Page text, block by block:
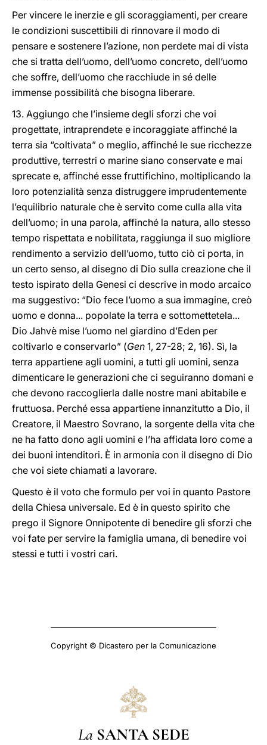
Per vincere le inerzie e gli scoraggiamenti, per creare
le condizioni suscettibili di rinnovare il modo di
pensare e sostenere l’azione, non perdete mai di vista
che si tratta dell’uomo, dell’uomo concreto, dell’uomo
che soffre, dell’uomo che racchiude in sé delle
immense possibilità che bisogna liberare.
13. Aggiungo che l’insieme degli sforzi che voi
progettate, intraprendete e incoraggiate affinché la
terra sia “coltivata” o meglio, affinché le sue ricchezze
produttive, terrestri o marine siano conservate e mai
sprecate e, affinché esse fruttifichino, moltiplicando la
loro potenzialità senza distruggere imprudentemente
l’equilibrio naturale che è servito come culla alla vita
dell’uomo; in una parola, affinché la natura, allo stesso
tempo rispettata e nobilitata, raggiunga il suo migliore
rendimento a servizio dell’uomo, tutto ciò ci porta, in
un certo senso, al disegno di Dio sulla creazione che il
testo ispirato della Genesi ci descrive in modo arcaico
ma suggestivo: “Dio fece l’uomo a sua immagine, creò
uomo e donna... popolate la terra e sottomettetela...
Dio Jahvè mise l’uomo nel giardino d’Eden per
coltivarlo e conservarlo” (Gen 1, 27-28; 2, 16). Sì, la
terra appartiene agli uomini, a tutti gli uomini, senza
dimenticare le generazioni che ci seguiranno domani e
che devono raccoglierla dalle nostre mani abitabile e
fruttuosa. Perché essa appartiene innanzitutto a Dio, il
Creatore, il Maestro Sovrano, la sorgente della vita che
ne ha fatto dono agli uomini e l’ha affidata loro come a
dei buoni intenditori. È in armonia con il disegno di Dio
che voi siete chiamati a lavorare.
Questo è il voto che formulo per voi in quanto Pastore
della Chiesa universale. Ed è in questo spirito che
prego il Signore Onnipotente di benedire gli sforzi che
voi fate per servire la famiglia umana, di benedire voi
stessi e tutti i vostri cari.
Copyright © Dicastero per la Comunicazione
La SANTA SEDE